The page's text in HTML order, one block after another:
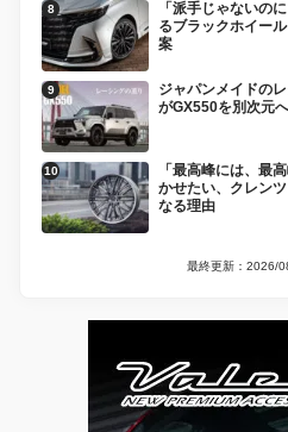
「派手じゃないの
るブラックホイー
案
ジャパンメイドの
がGX550を別次元
「最高峰には、最
かせたい、クレン
なる理由
最終更新：2026/